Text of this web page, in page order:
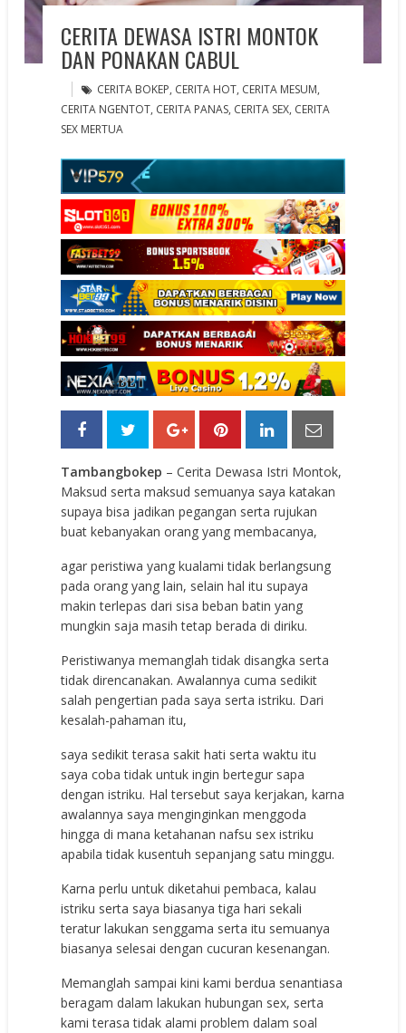
CERITA DEWASA ISTRI MONTOK
DAN PONAKAN CABUL
CERITA BOKEP, CERITA HOT, CERITA MESUM,
CERITA NGENTOT, CERITA PANAS, CERITA SEX, CERITA
SEX MERTUA
Tambangbokep – Cerita Dewasa Istri Montok,
Maksud serta maksud semuanya saya katakan
supaya bisa jadikan pegangan serta rujukan
buat kebanyakan orang yang membacanya,
agar peristiwa yang kualami tidak berlangsung
pada orang yang lain, selain hal itu supaya
makin terlepas dari sisa beban batin yang
mungkin saja masih tetap berada di diriku.
Peristiwanya memanglah tidak disangka serta
tidak direncanakan. Awalannya cuma sedikit
salah pengertian pada saya serta istriku. Dari
kesalah-pahaman itu,
saya sedikit terasa sakit hati serta waktu itu
saya coba tidak untuk ingin bertegur sapa
dengan istriku. Hal tersebut saya kerjakan, karna
awalannya saya menginginkan menggoda
hingga di mana ketahanan nafsu sex istriku
apabila tidak kusentuh sepanjang satu minggu.
Karna perlu untuk diketahui pembaca, kalau
istriku serta saya biasanya tiga hari sekali
teratur lakukan senggama serta itu semuanya
biasanya selesai dengan cucuran kesenangan.
Memanglah sampai kini kami berdua senantiasa
beragam dalam lakukan hubungan sex, serta
kami terasa tidak alami problem dalam soal